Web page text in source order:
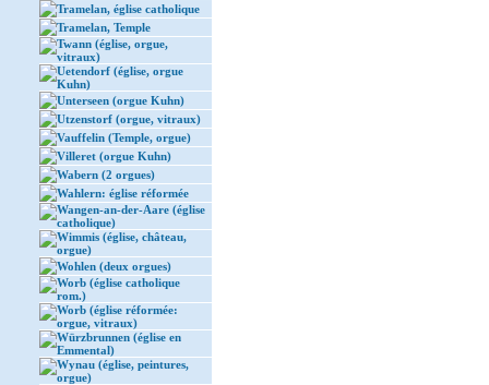
Tramelan, église catholique
Tramelan, Temple
Twann (église, orgue,
vitraux)
Uetendorf (église, orgue
Kuhn)
Unterseen (orgue Kuhn)
Utzenstorf (orgue, vitraux)
Vauffelin (Temple, orgue)
Villeret (orgue Kuhn)
Wabern (2 orgues)
Wahlern: église réformée
Wangen-an-der-Aare (église
catholique)
Wimmis (église, château,
orgue)
Wohlen (deux orgues)
Worb (église catholique
rom.)
Worb (église réformée:
orgue, vitraux)
Würzbrunnen (église en
Emmental)
Wynau (église, peintures,
orgue)